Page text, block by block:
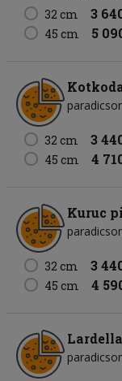
32 cm
3
45 cm 5
32 cm 3
45 cm 4
Kuruc
32 cm 3
45 cm 4